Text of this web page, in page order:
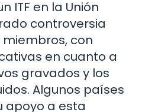
ITF en la Unión
controversia
con
en cuanto a
gravados y los
Algunos países
apoyo a esta